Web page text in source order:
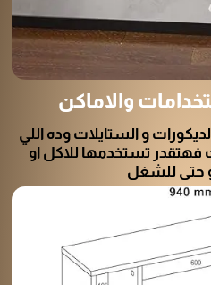
والاماكن
و الستايلات وده اللي
فهتقدر تستخدمها للاكل او
حتى للشغل